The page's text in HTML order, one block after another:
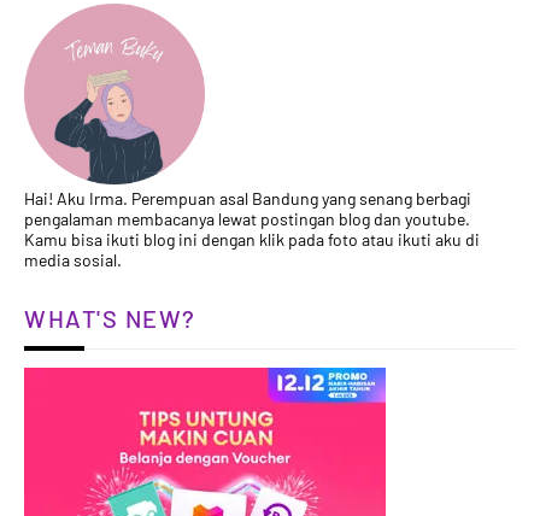
Hai! Aku Irma. Perempuan asal Bandung yang senang berbagi
pengalaman membacanya lewat postingan blog dan youtube.
Kamu bisa ikuti blog ini dengan klik pada foto atau ikuti aku di
media sosial.
WHAT'S NEW?